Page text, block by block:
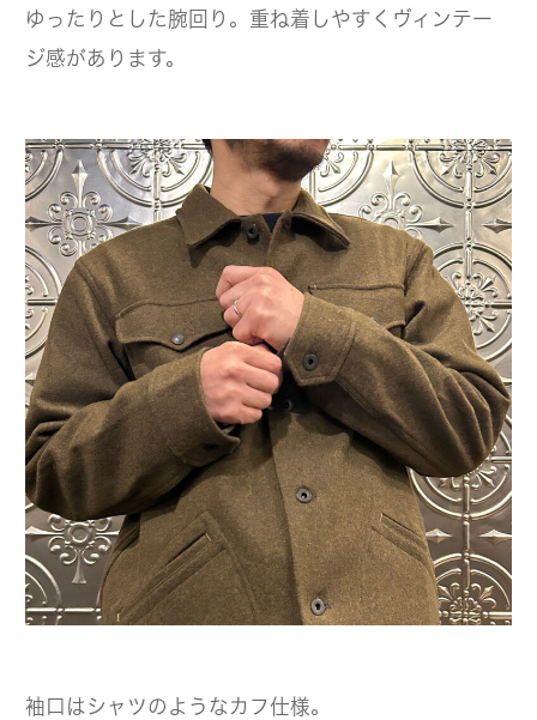
ゆったりとした腕回り。重ね着しやすくヴィンテー
ジ感があります。
袖口はシャツのようなカフ仕様。